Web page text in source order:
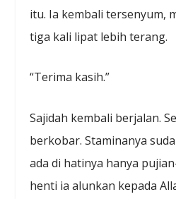
itu. Ia kembali tersenyum,
tiga kali lipat lebih terang.
“Terima kasih.”
Sajidah kembali berjalan.
berkobar. Staminanya
ada di hatinya hanya
henti ia alunkan kepada